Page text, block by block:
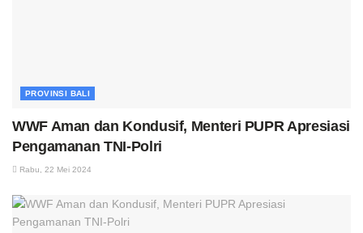
PROVINSI BALI
WWF Aman dan Kondusif, Menteri PUPR Apresiasi
Pengamanan TNI-Polri
Rabu, 22 Mei 2024